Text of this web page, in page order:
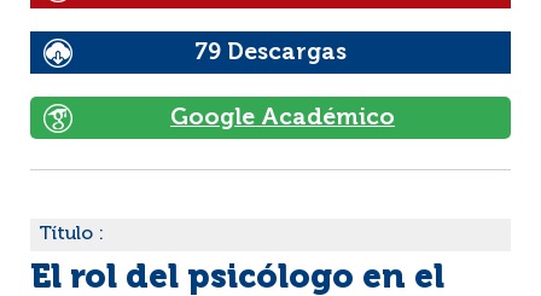
79 Descargas
Google Académico
Título :
El rol del psicólogo en el